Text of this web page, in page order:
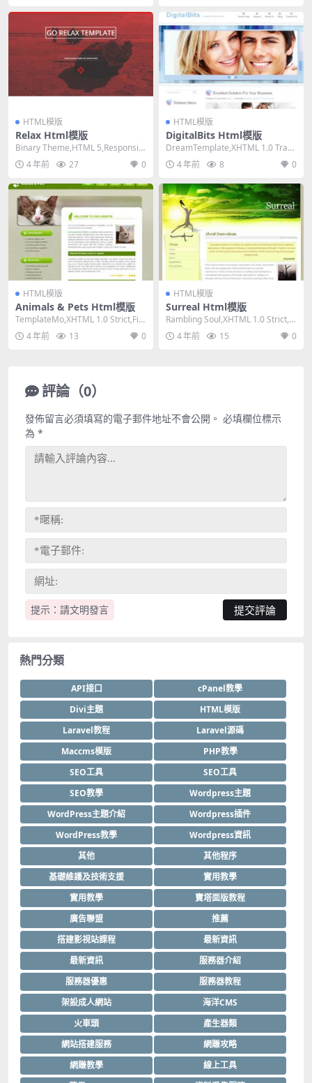
HTML模版
Relax Html模版
Binary Theme,HTML 5,Responsiv
e, 3 Column...
4 年前 27 0
HTML模版
DigitalBits Html模版
DreamTemplate,XHTML 1.0 Trans
itional,Fix...
4 年前 8 0
HTML模版
Animals & Pets Html模版
TemplateMo,XHTML 1.0 Strict,Fix
ed Width,...
4 年前 13 0
HTML模版
Surreal Html模版
Rambling Soul,XHTML 1.0 Strict,Fi
xed Wid...
4 年前 15 0
評論（0）
提示：請文明發言
發佈留言必須填寫的電子郵件地址不會公開。 必填欄位標示
為 *
熱門分類
API接口
cPanel教學
Divi主題
HTML模版
Laravel教程
Laravel源碼
Maccms模版
PHP教學
SEO工具
SEO工具
SEO教學
Wordpress主題
WordPress主題介紹
Wordpress插件
WordPress教學
Wordpress資訊
其他
其他程序
基礎維護及技術支援
實用教學
實用教學
寶塔面版教程
廣告聯盟
推薦
搭建影視站課程
最新資訊
最新資訊
服務器介紹
服務器優惠
服務器教程
架設成人網站
海洋CMS
火車頭
產生器類
網站搭建服務
網賺攻略
網賺教學
線上工具